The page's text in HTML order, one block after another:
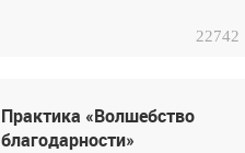
22742
Практика «Волшебство
благодарности»